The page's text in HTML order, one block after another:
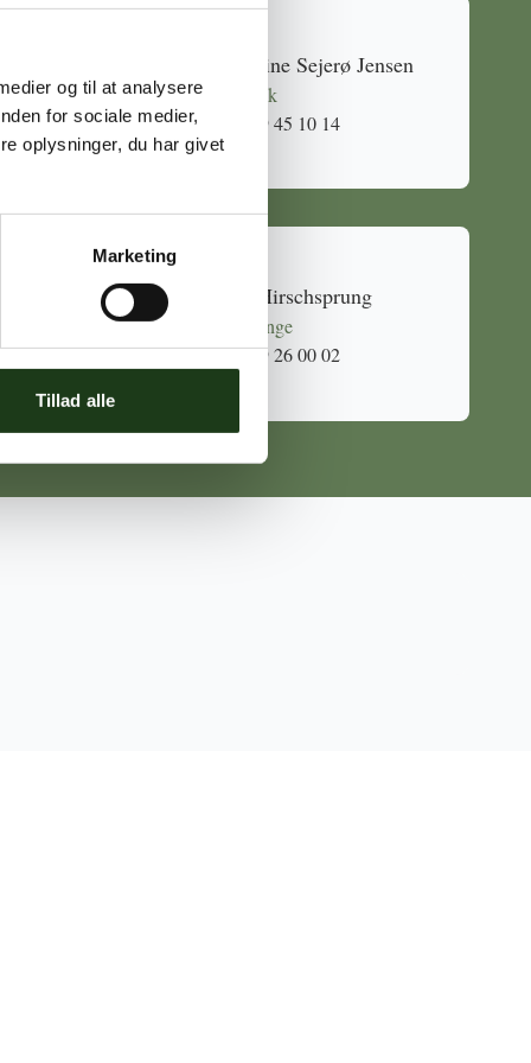
og til at analysere
for sociale medier,
oplysninger, du har givet
Marketing
Tillad alle
Caroline Sejerø Jensen
Holbæk
59 45 10 14
Mia Hirschsprung
Svinninge
59 26 00 02